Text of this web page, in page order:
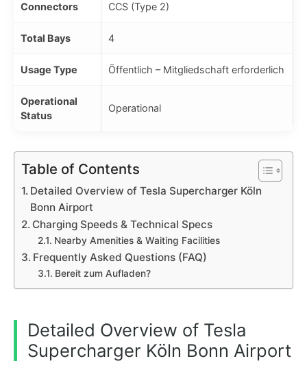
Connectors CCS (Type 2)
Total Bays 4
Usage Type Öffentlich – Mitgliedschaft erforderlich
Operational
Status
Operational
Table of Contents
Detailed Overview of Tesla Supercharger Köln
Bonn Airport
Charging Speeds & Technical Specs
Nearby Amenities & Waiting Facilities
Frequently Asked Questions (FAQ)
Bereit zum Aufladen?
Detailed Overview of Tesla
Supercharger Köln Bonn Airport